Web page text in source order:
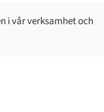
i vår verksamhet och